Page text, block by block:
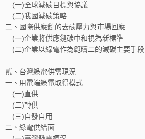
(一)全球減碳目標與協議
(二)我國減碳策略
二、國際供應鏈的去碳壓力與市場回應
(一)企業將供應鏈碳中和視為新標準
(二)企業以綠電作為範疇二的減碳主要手段
貳、台灣綠電供需現況
一、用電端綠電取得模式
(一)直供
(二)轉供
(三)自發自用
二、綠電供給面